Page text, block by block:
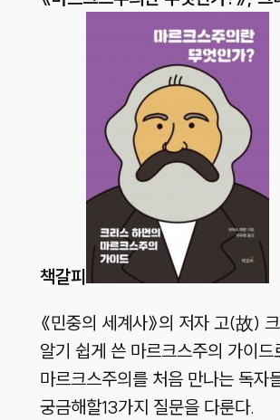
책갈피
《민중의 세계사》의 저자 고(故)
알기 쉽게 쓴 마르크스주의 가이드
마르크스주의를 처음 만나는 독자
궁금해할13가지 질문을 다룬다.